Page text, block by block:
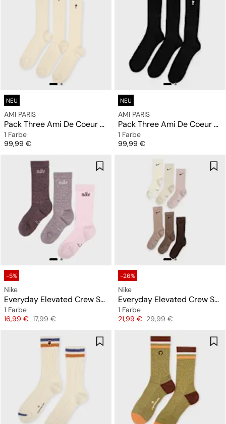
NEU
AMI PARIS
Pack Three Ami De Coeur Embroidery Socks
1 Farbe
Preis
99,99 €
NEU
AMI PARIS
Pack Three Ami De Coeur Embroidery Socks
1 Farbe
Preis
99,99 €
-5%
Nike
Everyday Elevated Crew Socks (3 Pack)
1 Farbe
Preis
16,99 € Originalpreis
17,99 €
-26%
Nike
Everyday Elevated Crew Socks (6 Pack)
1 Farbe
Preis
21,99 € Originalpreis
29,99 €